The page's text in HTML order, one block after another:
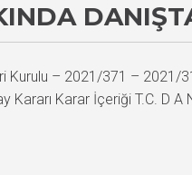
Kurulu – 2021/371 – 2021/
Kararı Karar İçeriği T.C. D